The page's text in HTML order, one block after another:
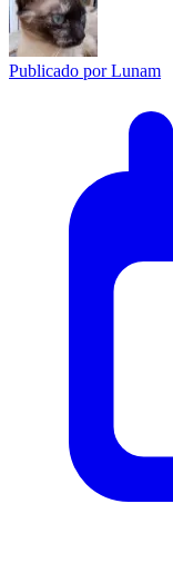
Publicado porLunam